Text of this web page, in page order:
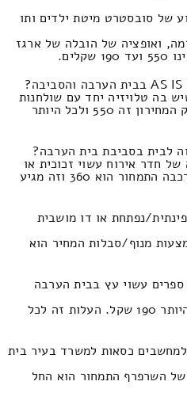
של סובסטרט מיטת ילדים ותו
ואופציה של הובלה של ארגז
בה טלויזיה יחד עם שולחנות
חדר אירוח בזיווג הרכבה ופירוק המחירון זה 550 ולכל היותר
לבית בסביבת בית הערבה?
חדר אירוח עשוי זכוכית או
מעצים או מגבס כולל פירוק והרכבה התמחור הוא 360 וזה מגיע
נפתחת או דו מושבית
מנוף/סבלות המחיר הוא
עשוי עץ בבית הערבה
התמחור זה מינימום 140 ולכל היותר 190 שקל. העלות זה לכל
כסאות למשרד בעיר בית
השרפרף התמחור הוא החל